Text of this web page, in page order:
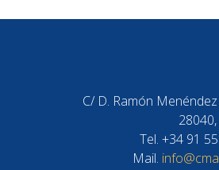
C/ D. Ramón
Tel. +34 91
Mail.